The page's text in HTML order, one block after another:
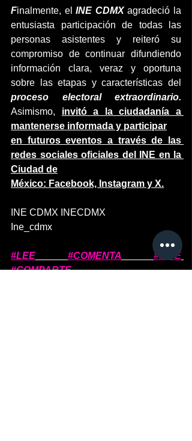
Finalmente, el INE CDMX agradeció la
entusiasta participación de todas las
personas asistentes y reiteró su
compromiso de continuar difundiendo
información clara, veraz y oportuna
proceso electoral extraordinario.
Asimismo, invitó a la ciudadanía a
mantenerse informada y participar
en futuros eventos a través de las
redes sociales oficiales del INE en la
Ciudad de
México: Facebook, Instagram y X.
INE CDMX INECDMX
Ine_cdmx
#LEE #COMENTA
#LIKE
#COMPARTE